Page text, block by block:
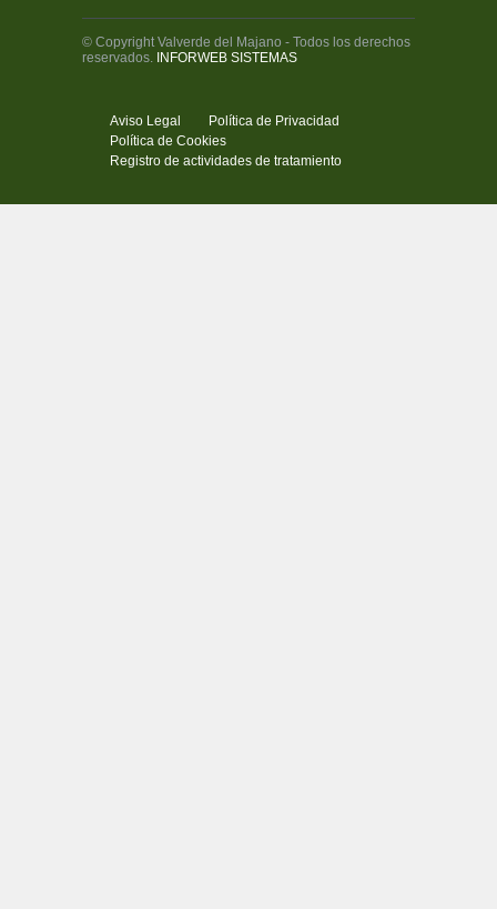
© Copyright Valverde del Majano - Todos los derechos
reservados. INFORWEB SISTEMAS
Aviso Legal
Política de Privacidad
Política de Cookies
Registro de actividades de tratamiento